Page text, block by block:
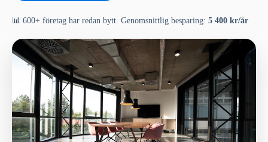
📊 600+ företag har redan bytt. Genomsnittlig besparing: 5 400 kr/år